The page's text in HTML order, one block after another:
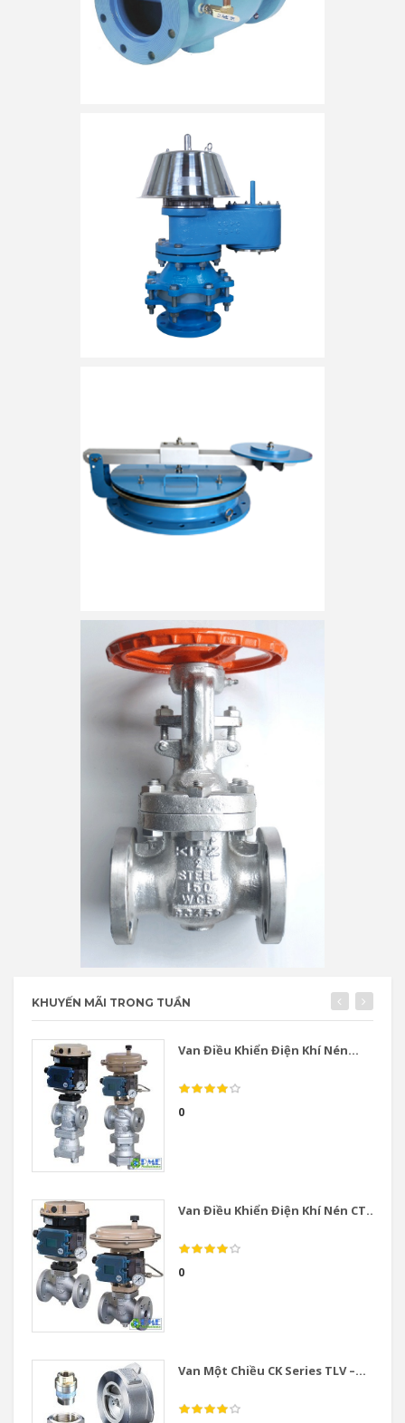
KHUYẾN MÃI TRONG TUẦN
Van Điều Khiển Điện Khí Nén...
0
Van Điều Khiển Điện Khí Nén CT...
0
Van Một Chiều CK Series TLV –...